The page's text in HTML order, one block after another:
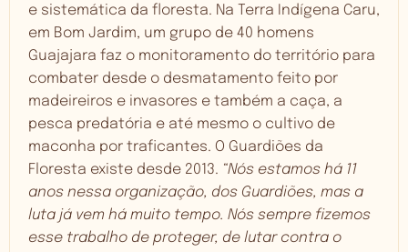
e sistemática da floresta. Na Terra Indígena Caru,
em Bom Jardim, um grupo de 40 homens
Guajajara faz o monitoramento do território para
combater desde o desmatamento feito por
madeireiros e invasores e também a caça, a
pesca predatória e até mesmo o cultivo de
maconha por traficantes. O Guardiões da
Floresta existe desde 2013. “Nós estamos há 11
anos nessa organização, dos Guardiões, mas a
luta já vem há muito tempo. Nós sempre fizemos
esse trabalho de proteger, de lutar contra o